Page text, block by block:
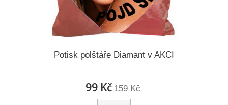
Potisk polštáře Diamant v AKCI
99 Kč 159 Kč